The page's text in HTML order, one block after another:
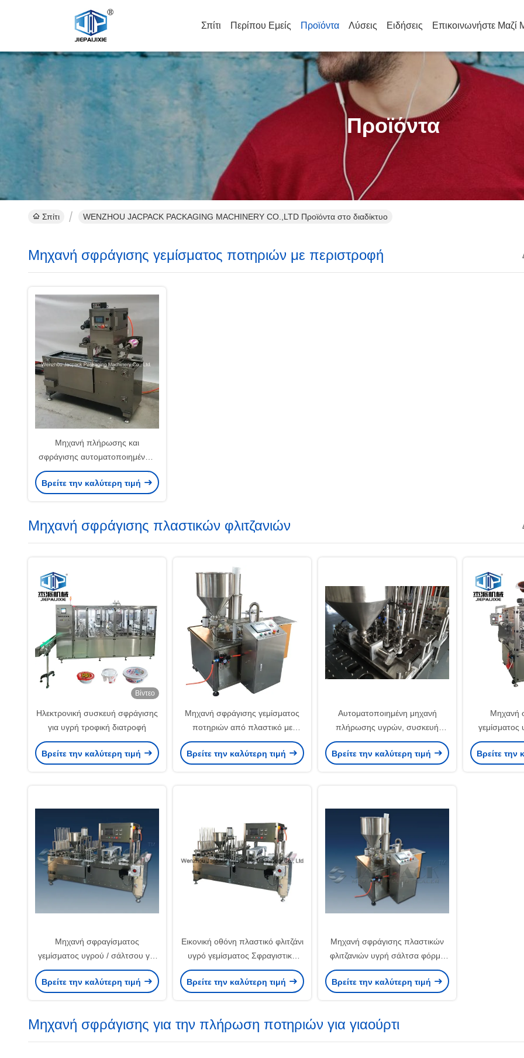
Σπίτι Περίπου Εμείς Προϊόντα Λύσεις Ειδήσεις Επικοινωνήστε Μαζί
Προϊόντα
Σπίτι WENZHOU JACPACK PACKAGING MACHINERY CO.,LTD Προϊόντα στο διαδίκτυο
Μηχανή σφράγισης γεμίσματος ποτηριών με περιστροφή
Μηχανή πλήρωσης και
σφράγισης αυτοματοποιημένων
σωλήνων με έλεγχο PLC
Βρείτε την καλύτερη τιμή
Μηχανή σφράγισης πλαστικών φλιτζανιών
Βίντεο
Ηλεκτρονική συσκευή σφράγισης
για υγρή τροφική διατροφή
Βρείτε την καλύτερη τιμή
Μηχανή σφράγισης γεμίσματος
ποτηριών από πλαστικό με
οθόνη αφής για συσκευασίες
υγρών/σαύρων με πλυντήριο
Βρείτε την καλύτερη τιμή
Αυτοματοποιημένη μηχανή
πλήρωσης υγρών, συσκευή
σφράγισης φλιτζάνων για
συσκευασία τροφίμων
Βρείτε την καλύτερη τιμή
Μηχανή
γεμίσματος
Βρείτε την
Μηχανή σφραγίσματος
γεμίσματος υγρού / σάλτσου για
τη βιομηχανία τροφίμων / ποτών
Βρείτε την καλύτερη τιμή
Εικονική οθόνη πλαστικό φλιτζάνι
υγρό γεμίσματος Σφραγιστική
μηχανή αέριο πλύση δίσκου
Vakuum Sealer
Βρείτε την καλύτερη τιμή
Μηχανή σφράγισης πλαστικών
φλιτζανιών υγρή σάλτσα φόρμα
σφράγισης σφράγισης λειτουργία
οθόνης αφής
Βρείτε την καλύτερη τιμή
Μηχανή σφράγισης για την πλήρωση ποτηριών για γιαούρτι